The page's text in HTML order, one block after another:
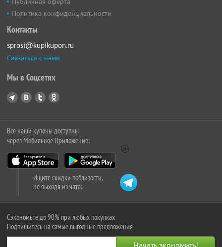
Политика конфиденциальности
Контакты
sprosi@kupikupon.ru
Связаться с нами
Мы в Соцсетях
Все наши купоны доступны
через Мобильное Приложение:
Ищите скидки поблизости,
не выходя из чата:
Сэкономьте до 90% при любых покупках
Подпишитесь на самые выгодные предложения